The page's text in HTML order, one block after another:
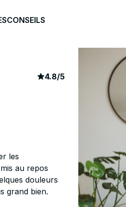
CONSEILS
article rating
4.8/51281
les
au repos
douleurs
grand bien.